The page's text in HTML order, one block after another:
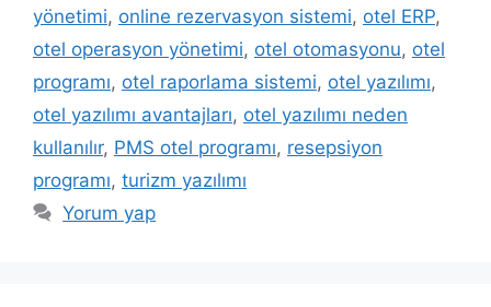
yönetimi, online rezervasyon sistemi, otel ERP,
otel operasyon yönetimi, otel otomasyonu, otel
programı, otel raporlama sistemi, otel yazılımı,
otel yazılımı avantajları, otel yazılımı neden
kullanılır, PMS otel programı, resepsiyon
programı, turizm yazılımı
Yorum yap